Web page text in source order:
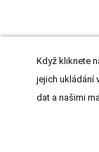
Když kliknete
jejich ukládání
dat a našimi